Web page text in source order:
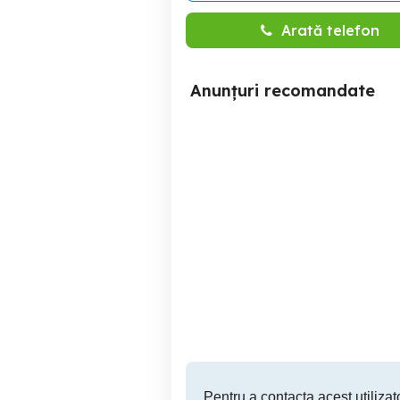
Arată telefon
Anunțuri recomandate
Pentru a contacta acest